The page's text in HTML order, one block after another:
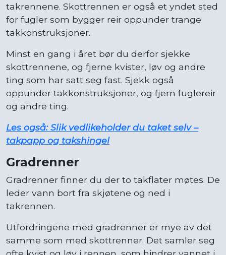
takrennene. Skottrennen er også et yndet sted
for fugler som bygger reir oppunder trange
takkonstruksjoner.
Minst en gang i året bør du derfor sjekke
skottrennene, og fjerne kvister, løv og andre
ting som har satt seg fast. Sjekk også
oppunder takkonstruksjoner, og fjern fuglereir
og andre ting.
Les også: Slik vedlikeholder du taket selv –
takpapp og takshingel
Gradrenner
Gradrenner finner du der to takflater møtes. De
leder vann bort fra skjøtene og ned i
takrennen.
Utfordringene med gradrenner er mye av det
samme som med skottrenner. Det samler seg